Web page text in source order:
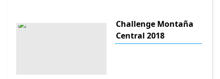
Challenge Montaña
Central 2018